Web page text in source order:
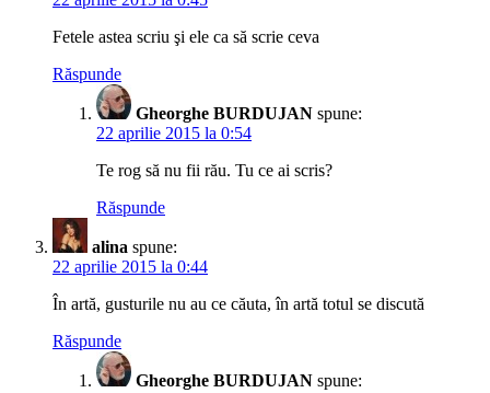
Fetele astea scriu şi ele ca să scrie ceva
Răspunde
Gheorghe BURDUJAN spune:
22 aprilie 2015 la 0:54
Te rog să nu fii rău. Tu ce ai scris?
Răspunde
alina spune:
22 aprilie 2015 la 0:44
În artă, gusturile nu au ce căuta, în artă totul se discută
Răspunde
Gheorghe BURDUJAN spune: